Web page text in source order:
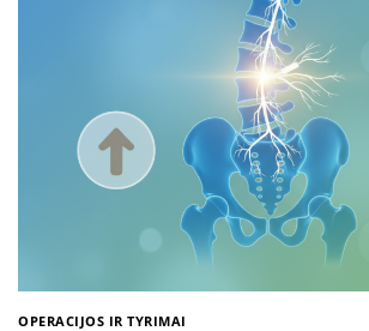
OPERACIJOS IR TYRIMAI